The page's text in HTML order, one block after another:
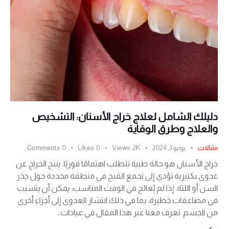
دليلك الشامل لعلاج خراج الأسنان: التشخيص
والعلاج وطرق الوقاية
مقالات يونيو 3, 2024 2K
Views
0
Likes
0
Comments
خراج الأسنان هو حالة طبية تتطلب اهتمامًا فوريًا. ينتج الخراج عن
عدوى بكتيرية تؤدي إلى تجمع القيح في منطقة محددة حول جذر
السن أو اللثة. إذا لم يُعالج في الوقت المناسب، يمكن أن يتسبب
في مضاعفات خطيرة، بما في ذلك انتشار العدوى إلى أجزاء أخرى
من الجسم. تعرف معنا عبر هذا المقال في عيادات…